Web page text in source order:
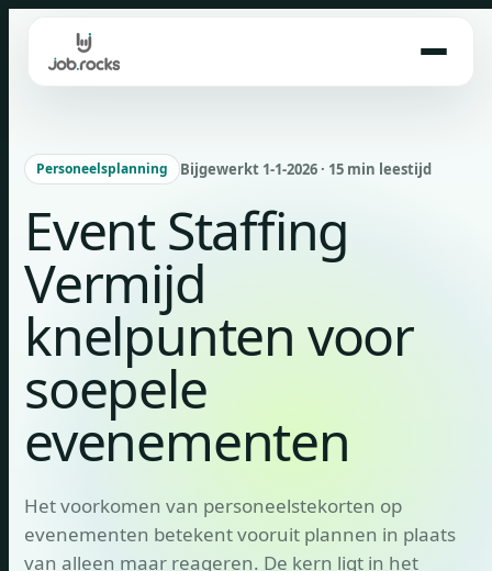
content
Personeelsplanning Bijgewerkt 1-1-2026 · 15 min leestijd
Event Staffing
Vermijd
knelpunten voor
soepele
evenementen
Het voorkomen van personeelstekorten op
evenementen betekent vooruit plannen in plaats
van alleen maar reageren. De kern ligt in het